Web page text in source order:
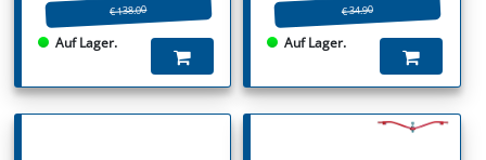
€ 138.00
Auf Lager.
€ 34.90
Auf Lager.